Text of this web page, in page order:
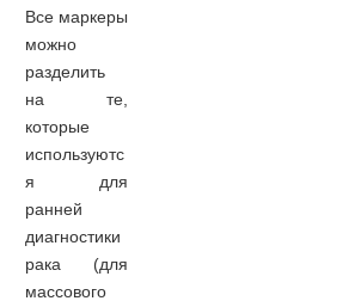
Все маркеры
можно
разделить
на те,
которые
используютс
я для
ранней
диагностики
рака (для
массового